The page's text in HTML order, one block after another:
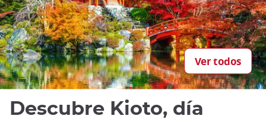
Ver todos
Descubre Kioto, día